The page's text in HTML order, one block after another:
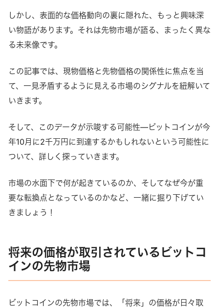
しかし、表面的な価格動向の裏に隠れた、もっと興味深
い物語があります。それは先物市場が語る、まったく異な
る未来像です。
この記事では、現物価格と先物価格の関係性に焦点を当
て、一見矛盾するように見える市場のシグナルを紐解いて
いきます。
そして、このデータが示唆する可能性—ビットコインが今
年10月に2千万円に到達するかもしれないという可能性に
ついて、詳しく探っていきます。
市場の水面下で何が起きているのか、そしてなぜ今が重
要な転換点となっているのかなど、一緒に掘り下げてい
きましょう！
将来の価格が取引されているビットコ
インの先物市場
ビットコインの先物市場では、「将来」の価格が日々取